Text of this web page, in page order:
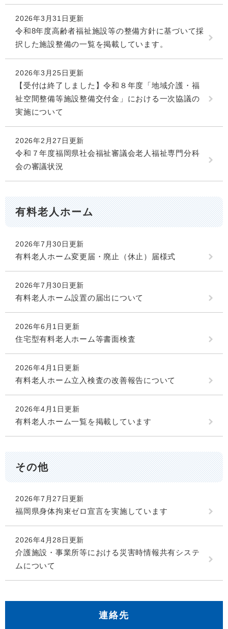
2026年3月31日更新
令和8年度高齢者福祉施設等の整備方針に基づいて採
択した施設整備の一覧を掲載しています。
2026年3月25日更新
【受付は終了しました】令和８年度「地域介護・福
祉空間整備等施設整備交付金」における一次協議の
実施について
2026年2月27日更新
令和７年度福岡県社会福祉審議会老人福祉専門分科
会の審議状況
有料老人ホーム
2026年7月30日更新
有料老人ホーム変更届・廃止（休止）届様式
2026年7月30日更新
有料老人ホーム設置の届出について
2026年6月1日更新
住宅型有料老人ホーム等書面検査
2026年4月1日更新
有料老人ホーム立入検査の改善報告について
2026年4月1日更新
有料老人ホーム一覧を掲載しています
その他
2026年7月27日更新
福岡県身体拘束ゼロ宣言を実施しています
2026年4月28日更新
介護施設・事業所等における災害時情報共有システ
ムについて
連絡先